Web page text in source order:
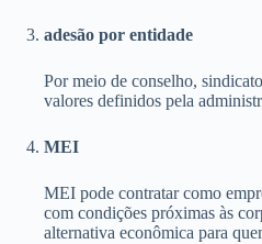
adesão por entidade
Por meio de conselho,
valores definidos pela
MEI
MEI pode contratar como
com condições próximas às
alternativa econômica para